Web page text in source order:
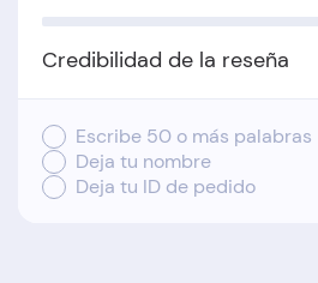
Credibilidad de la reseña
Escribe 50 o más palabras
Deja tu nombre
Deja tu ID de pedido